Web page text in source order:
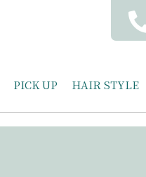
PICK UP HAIR STYLE